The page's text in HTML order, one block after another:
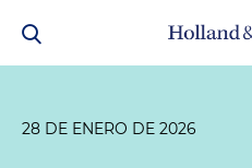
28 DE ENERO DE 2026